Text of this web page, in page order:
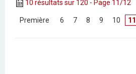
10 résultats sur 120 - Page 11/12
Première 6 7 8 9 10 11